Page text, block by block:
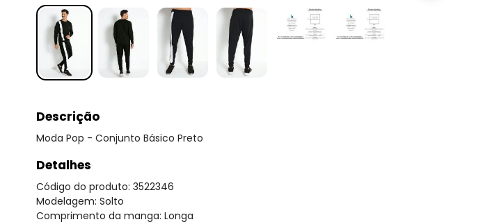
Descrição
Moda Pop - Conjunto Básico Preto
Detalhes
Código do produto: 3522346
Modelagem: Solto
Comprimento da manga: Longa